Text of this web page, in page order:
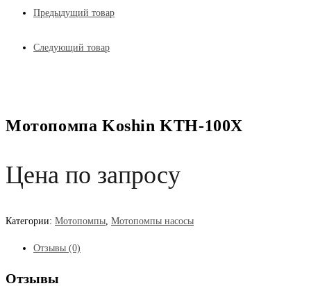
Предыдущий товар
Следующий товар
Мотопомпа Koshin KTH-100X
Цена по запросу
Категории: Мотопомпы Мотопомпы насосы
Отзывы (0)
Отзывы